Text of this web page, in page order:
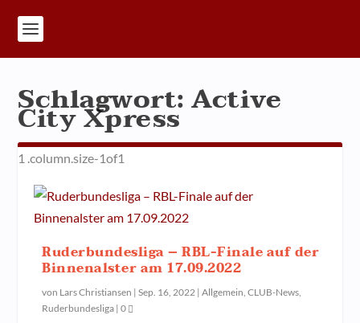
Schlagwort:Active
City Xpress
Ruderbundesliga – RBL-Finale auf der
Binnenalster am 17.09.2022
von Lars Christiansen |Sep. 16, 2022 |Allgemein,CLUB-News,
Ruderbundesliga |0